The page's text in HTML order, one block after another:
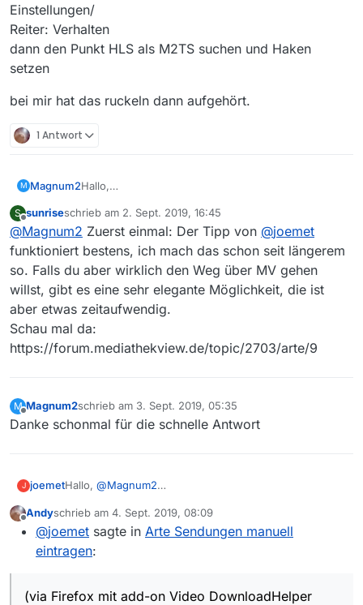
Einstellungen/
Reiter: Verhalten
dann den Punkt HLS als M2TS suchen und Haken
setzen
bei mir hat das ruckeln dann aufgehört.
1 Antwort
M Magnum2Hallo,
Gibt es die Möglichkeit, einen Sendungslink von
arte manuell in MV einzutragen und dann mit MV
runterzuladen? Ich habe versucht, Sendungen
direkt über die Internetseite zu laden (via Firefox mit
add-on Video DownloadHelper), leider ruckelt das
Video dann sehr stark.
Oder kennt jemand eine andere Möglichkeit
Sendungen aus der Arte Mediathek zu laden?
S
Offline
sunriseschrieb am 2. Sept. 2019, 16:45
zuletzt editiert von
@Magnum2 Zuerst einmal: Der Tipp von @joemet
funktioniert bestens, ich mach das schon seit längerem
so. Falls du aber wirklich den Weg über MV gehen
willst, gibt es eine sehr elegante Möglichkeit, die ist
aber etwas zeitaufwendig.
Schau mal da:
https://forum.mediathekview.de/topic/2703/arte/9
M
Offline
Magnum2schrieb am 3. Sept. 2019, 05:35
zuletzt editiert von
Danke schonmal für die schnelle Antwort
J joemetHallo, @Magnum2
ruckelt das Video dann sehr stark.)
Das kann man über Einstellungen von “VDH” ändern:
Einstellungen/
Reiter: Verhalten
setzen
bei mir hat das ruckeln dann aufgehört.
Offline
Andyschrieb am 4. Sept. 2019, 08:09
zuletzt editiert von
@joemet sagte in Arte Sendungen manuell
eintragen:
(via Firefox mit add-on Video DownloadHelper